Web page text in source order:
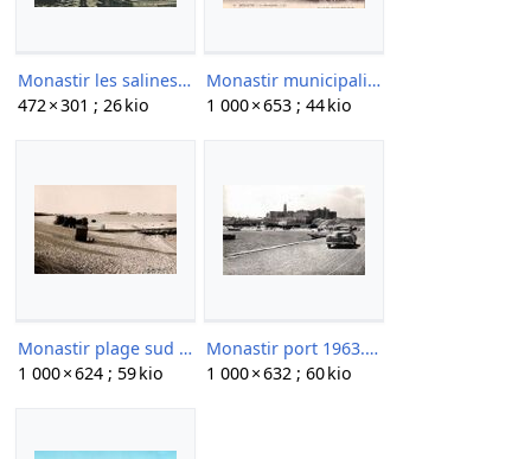
Monastir les salines.jpg
472 × 301 ; 26 kio
Monastir municipalite.jpg
1 000 × 653 ; 44 kio
Monastir plage sud 1950.jpg
1 000 × 624 ; 59 kio
Monastir port 1963.jpg
1 000 × 632 ; 60 kio